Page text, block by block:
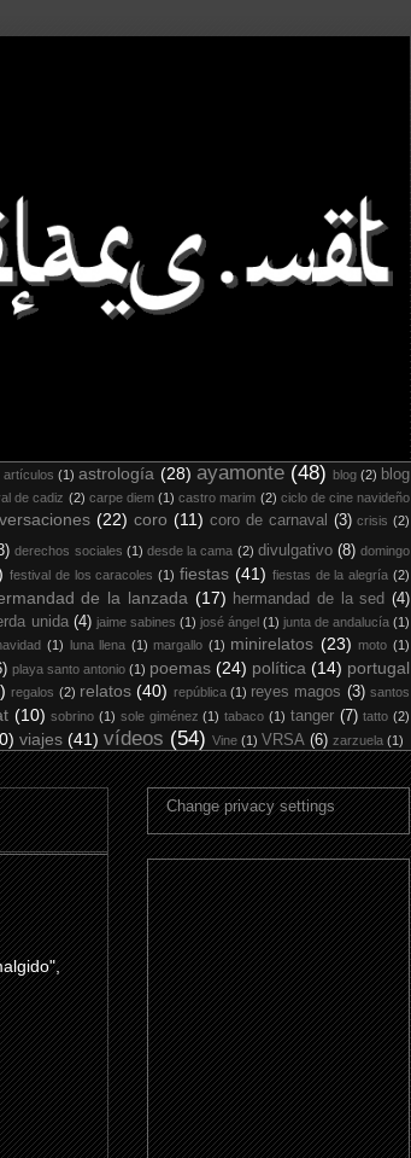
artículos (1) astrología (28) ayamonte (48) blog (2) blog
de cadiz (2) carpe diem (1) castro marim (2) ciclo de cine navideño
(22) coro (11) coro de carnaval (3) crisis (2)
derechos sociales (1) desde la cama (2) divulgativo (8) domingo
festival de los caracoles (1) fiestas (41) fiestas de la alegría (2)
de la lanzada (17) hermandad de la sed (4)
unida (4) jaime sabines (1) josé ángel (1) junta de andalucía (1)
(1) luna llena (1) margallo (1) minirelatos (23) moto (1)
playa santo antonio (1) poemas (24) política (14) portugal
regalos (2) relatos (40) república (1) reyes magos (3) santos
(10) sobrino (1) sole giménez (1) tabaco (1) tanger (7) tatto (2)
viajes (41) vídeos (54) Vine (1) VRSA (6) zarzuela (1)
Change privacy settings